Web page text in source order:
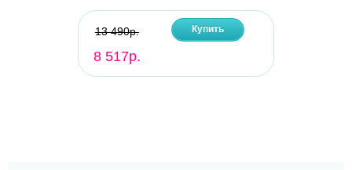
13 490р.
8 517р.
Купить